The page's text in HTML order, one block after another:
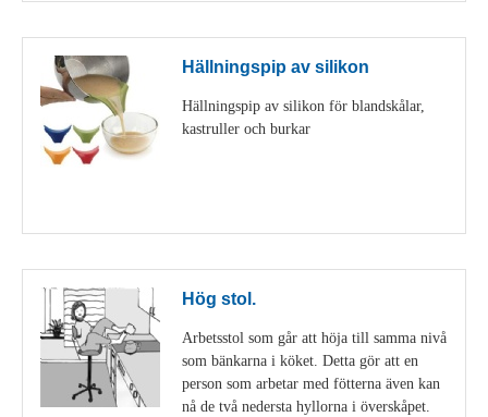
Hällningspip av silikon
Hällningspip av silikon för blandskålar,
kastruller och burkar
Hög stol.
Arbetsstol som går att höja till samma nivå
som bänkarna i köket. Detta gör att en
person som arbetar med fötterna även kan
nå de två nedersta hyllorna i överskåpet.